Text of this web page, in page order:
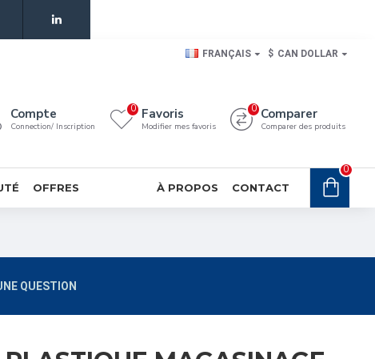
FRANÇAIS $ CAN DOLLAR
Compte
Connection/ Inscription
Favoris
Modifier mes favoris
0 Comparer
Comparer des produits
0
OFFRES À PROPOS CONTACT
0
QUESTION